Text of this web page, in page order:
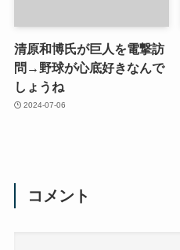
清原和博氏が巨人を電撃訪
問→野球が心底好きなんで
しょうね
2024-07-06
コメント